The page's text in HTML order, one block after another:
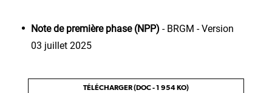
Note de première phase (NPP) - BRGM - Version
03 juillet 2025
TÉLÉCHARGER (DOC - 1 954 KO)